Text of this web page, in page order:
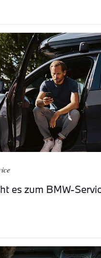
es zum BMW-